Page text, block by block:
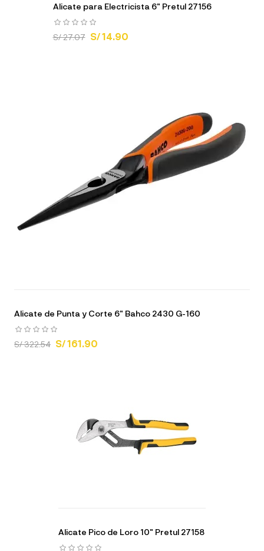
Alicate para Electricista 6" Pretul 27156
S/ 27.07 S/ 14.90
Alicate de Punta y Corte 6" Bahco 2430 G-160
S/ 322.54 S/ 161.90
Alicate Pico de Loro 10" Pretul 27158